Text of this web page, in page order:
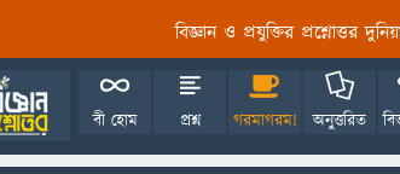
বিজ্ঞান ও প্রযুক্তির প্রশ্নোত্তর
বী হোম প্রশ্ন গরমাগরম! অনুত্তরিত